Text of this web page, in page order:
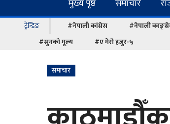
मुख्य पृष्ठ समाचार
ट्रेन्डिङ #नेपाली कांग्रेस #नेपाली
#सुनको मूल्य
#ए मेरो हजुर-५
समाचार